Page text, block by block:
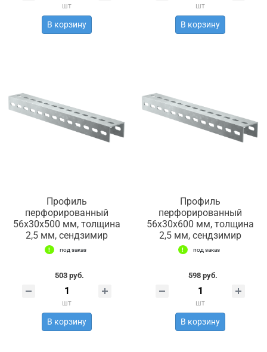
шт
В корзину
шт
В корзину
Профиль
перфорированный
56х30х500 мм, толщина
2,5 мм, сендзимир
под заказ
503 руб.
шт
В корзину
Профиль
перфорированный
56х30х600 мм, толщина
2,5 мм, сендзимир
под заказ
598 руб.
шт
В корзину